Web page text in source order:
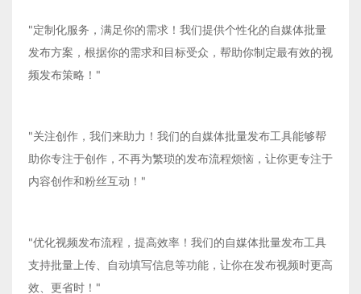
"定制化服务，满足你的需求！我们提供个性化的自媒体批量
发布方案，根据你的需求和目标受众，帮助你制定最有效的视
频发布策略！"
"关注创作，我们来助力！我们的自媒体批量发布工具能够帮
助你专注于创作，不再为繁琐的发布流程烦恼，让你更专注于
内容创作和粉丝互动！"
"优化视频发布流程，提高效率！我们的自媒体批量发布工具
支持批量上传、自动填写信息等功能，让你在发布视频时更高
效、更省时！"